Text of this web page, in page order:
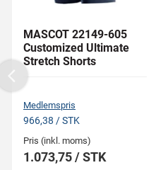
MASCOT 22149-605
Customized Ultimate
Stretch Shorts
Medlemspris
966,38 / STK
Pris (inkl. moms)
1.073,75 / STK
Previous